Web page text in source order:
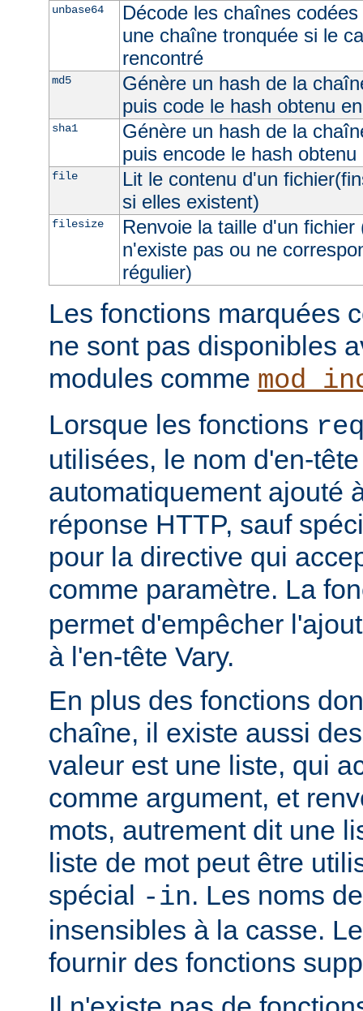
unbase64
Décode les chaînes
une chaîne tronquée si le
rencontré
md5
Génère un hash de la
puis code le hash obtenu
sha1
Génère un hash de la
puis encode le hash
file
Lit le contenu d'un
si elles existent)
filesize
Renvoie la taille d'un
n'existe pas ou ne
régulier)
Les fonctions marquées
ne sont pas disponibles
modules comme
Lorsque les fonctions
utilisées, le nom d'en-
automatiquement ajouté
réponse HTTP, sauf
pour la directive qui
comme paramètre. La
permet d'empêcher
à l'en-tête Vary.
En plus des fonctions
chaîne, il existe aussi
valeur est une liste, qui
comme argument, et
mots, autrement dit une
liste de mot peut être
spécial -in. Les noms
insensibles à la casse.
fournir des fonctions